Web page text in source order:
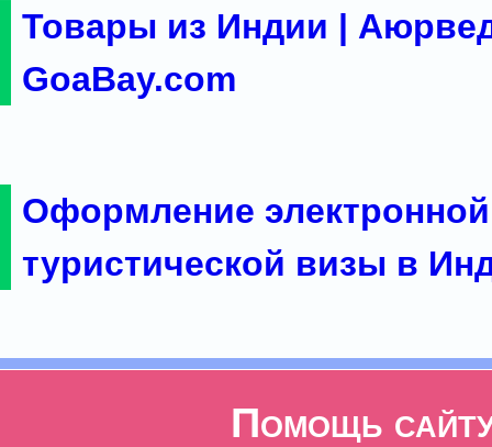
Товары из Индии |
GoaBay.com
Оформление электронной
туристической визы в
Помощь